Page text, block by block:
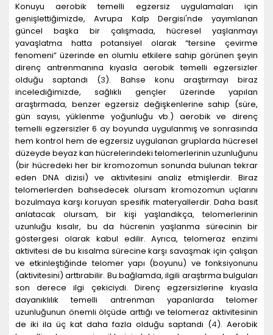
Konuyu aerobik temelli egzersiz uygulamaları için
genişlettiğimizde, Avrupa Kalp Dergisi'nde yayımlanan
güncel başka bir çalışmada, hücresel yaşlanmayı
yavaşlatma hatta potansiyel olarak “tersine çevirme
fenomeni” üzerinde en olumlu etkilere sahip görünen şeyin
direnç antrenmanına kıyasla aerobik temelli egzersizler
olduğu saptandı (3). Bahse konu araştırmayı biraz
incelediğimizde, sağlıklı gençler üzerinde yapılan
araştırmada, benzer egzersiz değişkenlerine sahip (süre,
gün sayısı, yüklenme yoğunluğu vb.) aerobik ve direnç
temelli egzersizler 6 ay boyunda uygulanmış ve sonrasında
hem kontrol hem de egzersiz uygulanan gruplarda hücresel
düzeyde beyaz kan hücrelerindeki telomerlerinin uzunluğunu
(bir hücredeki her bir kromozomun sonunda bulunan tekrar
eden DNA dizisi) ve aktivitesini analiz etmişlerdir. Biraz
telomerlerden bahsedecek olursam kromozomun uçlarını
bozulmaya karşı koruyan spesifik materyallerdir. Daha basit
anlatacak olursam, bir kişi yaşlandıkça, telomerlerinin
uzunluğu kısalır, bu da hücrenin yaşlanma sürecinin bir
göstergesi olarak kabul edilir. Ayrıca, telomeraz enzimi
aktivitesi de bu kısalma sürecine karşı savaşmak için çalışan
ve etkinleştiğinde telomer yapı (boyunu) ve fonksiyonunu
(aktivitesini) arttırabilir. Bu bağlamda, ilgili araştırma bulguları
son derece ilgi çekiciydi. Direnç egzersizlerine kıyasla
dayanıklılık temelli antrenman yapanlarda telomer
uzunluğunun önemli ölçüde arttığı ve telomeraz aktivitesinin
de iki ila üç kat daha fazla olduğu saptandı (4). Aerobik